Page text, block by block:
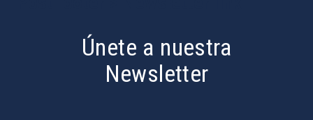
Únete a nuestra
Newsletter